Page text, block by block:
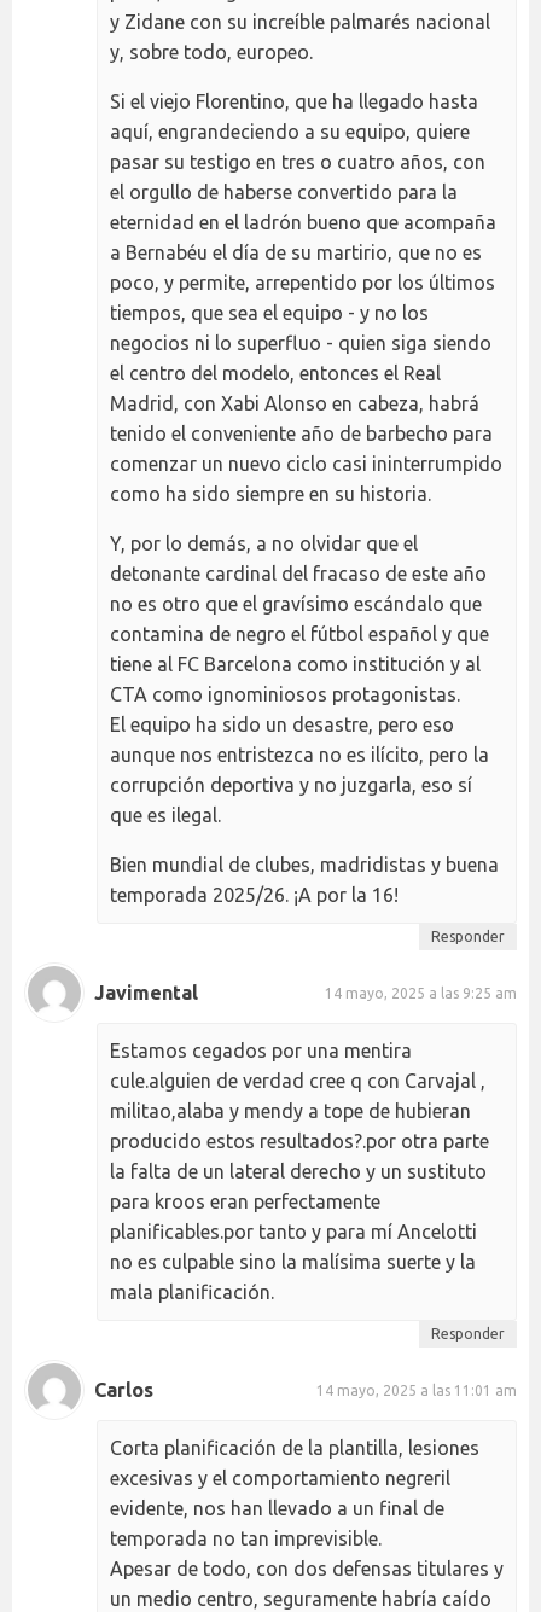
y Zidane con su increíble palmarés nacional
y, sobre todo, europeo.
Si el viejo Florentino, que ha llegado hasta
aquí, engrandeciendo a su equipo, quiere
pasar su testigo en tres o cuatro años, con
el orgullo de haberse convertido para la
eternidad en el ladrón bueno que acompaña
a Bernabéu el día de su martirio, que no es
poco, y permite, arrepentido por los últimos
tiempos, que sea el equipo - y no los
negocios ni lo superfluo - quien siga siendo
el centro del modelo, entonces el Real
Madrid, con Xabi Alonso en cabeza, habrá
tenido el conveniente año de barbecho para
comenzar un nuevo ciclo casi ininterrumpido
como ha sido siempre en su historia.
Y, por lo demás, a no olvidar que el
detonante cardinal del fracaso de este año
no es otro que el gravísimo escándalo que
contamina de negro el fútbol español y que
tiene al FC Barcelona como institución y al
CTA como ignominiosos protagonistas.
El equipo ha sido un desastre, pero eso
aunque nos entristezca no es ilícito, pero la
corrupción deportiva y no juzgarla, eso sí
que es ilegal.
Bien mundial de clubes, madridistas y buena
temporada 2025/26. ¡A por la 16!
Responder
Javimental 14 mayo, 2025 a las 9:25 am
Estamos cegados por una mentira
cule.alguien de verdad cree q con Carvajal ,
militao,alaba y mendy a tope de hubieran
producido estos resultados?.por otra parte
la falta de un lateral derecho y un sustituto
para kroos eran perfectamente
planificables.por tanto y para mí Ancelotti
no es culpable sino la malísima suerte y la
mala planificación.
Responder
Carlos 14 mayo, 2025 a las 11:01 am
Corta planificación de la plantilla, lesiones
excesivas y el comportamiento negreril
evidente, nos han llevado a un final de
temporada no tan imprevisible.
Apesar de todo, con dos defensas titulares y
un medio centro, seguramente habría caído